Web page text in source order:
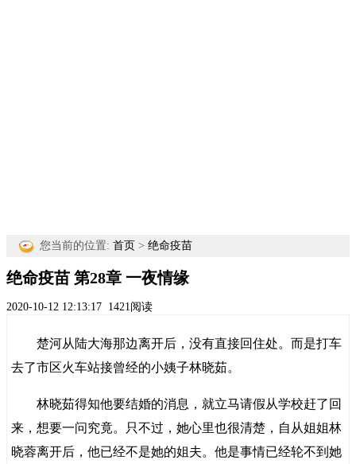
您当前的位置: 首页 > 绝命疫苗
绝命疫苗 第28章 一夜情缘
2020-10-12 12:13:17 1421阅读
楚河从陆大海那边离开后，没有直接回住处。而是打车
去了市区火车站接曾经的小姨子林晓茹。
林晓茹得知他要结婚的消息，就立马请假从学校赶了回
来，想要一问究竟。只不过，她心里也很清楚，自从姐姐林
晓蓉离开后，他已经不是她的姐夫。他是事情已经轮不到她